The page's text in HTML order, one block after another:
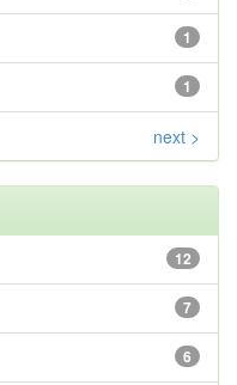
1
1
next >
12
7
6